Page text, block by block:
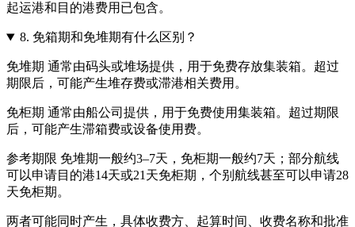
起运港和目的港费用已包含。
8. 免箱期和免堆期有什么区别？
免堆期 通常由码头或堆场提供，用于免费存放集装箱。超过
期限后，可能产生堆存费或滞港相关费用。
免柜期 通常由船公司提供，用于免费使用集装箱。超过期限
后，可能产生滞箱费或设备使用费。
参考期限 免堆期一般约3–7天，免柜期一般约7天；部分航线
可以申请目的港14天或21天免柜期，个别航线甚至可以申请28
天免柜期。
两者可能同时产生，具体收费方、起算时间、收费名称和批准